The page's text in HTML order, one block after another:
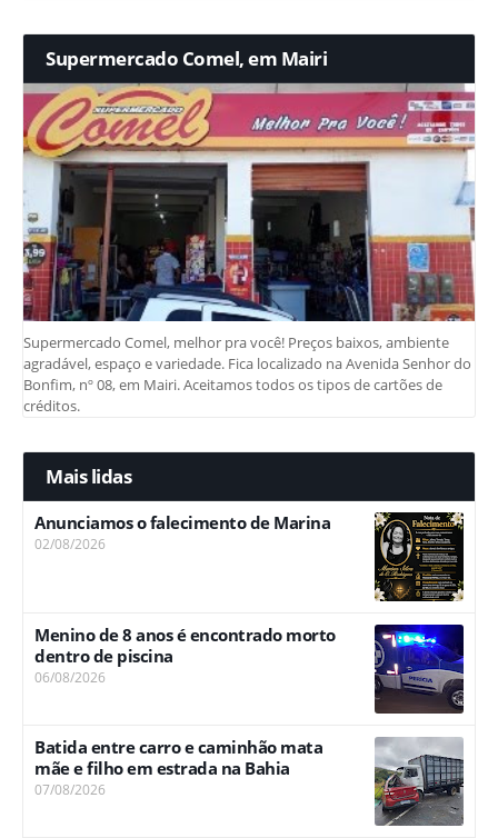
Supermercado Comel, em Mairi
Supermercado Comel, melhor pra você! Preços baixos, ambiente
agradável, espaço e variedade. Fica localizado na Avenida Senhor do
Bonfim, nº 08, em Mairi. Aceitamos todos os tipos de cartões de
créditos.
Mais lidas
Anunciamos o falecimento de Marina
02/08/2026
Menino de 8 anos é encontrado morto
dentro de piscina
06/08/2026
Batida entre carro e caminhão mata
mãe e filho em estrada na Bahia
07/08/2026